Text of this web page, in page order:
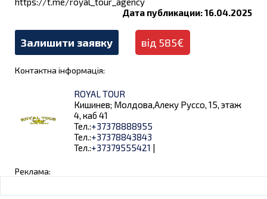
Дата публикации: 16.04.2025
Залишити заявку від 585€
Контактна інформація:
ROYAL TOUR
Кишинев; Молдова,Алеку Руссо, 15, этаж
4, каб 41
Тел.:+37378888955
Тел.:+37378843843
Тел.:+37379555421 |
Реклама: